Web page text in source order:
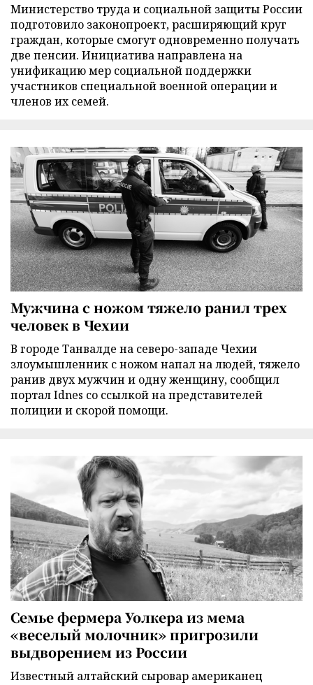
Министерство труда и социальной защиты России
подготовило законопроект, расширяющий круг
граждан, которые смогут одновременно получать
две пенсии. Инициатива направлена на
унификацию мер социальной поддержки
участников специальной военной операции и
членов их семей.
Мужчина с ножом тяжело ранил трех
человек в Чехии
В городе Танвалде на северо-западе Чехии
злоумышленник с ножом напал на людей, тяжело
ранив двух мужчин и одну женщину, сообщил
портал Idnes со ссылкой на представителей
полиции и скорой помощи.
Семье фермера Уолкера из мема
«веселый молочник» пригрозили
выдворением из России
Известный алтайский сыровар американец